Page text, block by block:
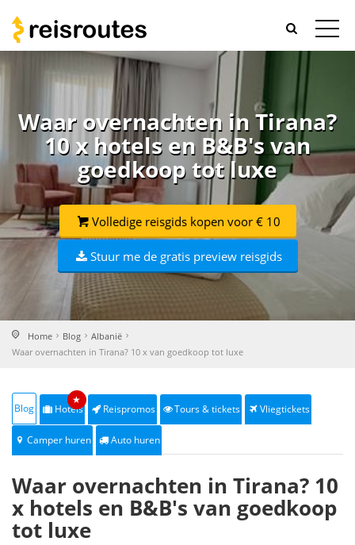
Waar overnachten in Tirana?
10 x hotels en B&B's van
goedkoop tot luxe
Volledige reisgids kopen voor € 10
Stuur me de gratis preview reisgids
Home Blog
Albanië
Waar overnachten in Tirana? 10 x van goedkoop tot luxe
Blog Hotels
★
Reispromos Tours & tickets Vliegtickets
Camper huren Auto huren
Waar overnachten in Tirana? 10
x hotels en B&B's van goedkoop
tot luxe